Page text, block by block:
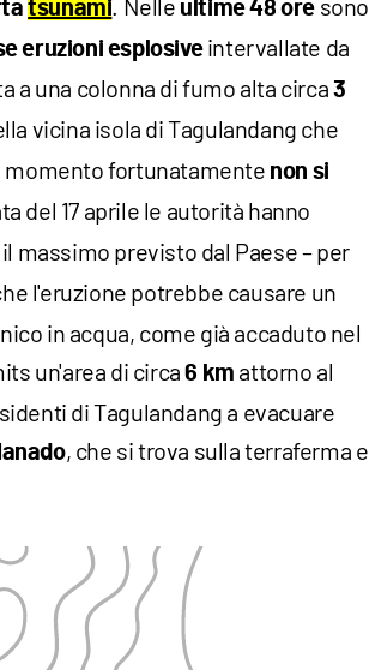
tsunami. Nelle ultime 48 ore sono
eruzioni esplosiveintervallate da
a una colonna di fumo alta circa 3
vicina isola di Tagulandang che
momento fortunatamente non si
del 17 aprile le autorità hanno
il massimo previsto dal Paese – per
l'eruzione potrebbe causare un
in acqua, come già accaduto nel
un'area di circa6 km attorno al
di Tagulandang a evacuare
, che si trova sulla terraferma e